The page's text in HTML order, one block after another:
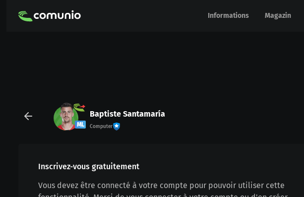
Informations Magazin
Informations Magazin
ML
Baptiste Santamaría
Computer
Inscrivez-vous gratuitement
Vous devez être connecté à votre compte pour pouvoir utiliser cette